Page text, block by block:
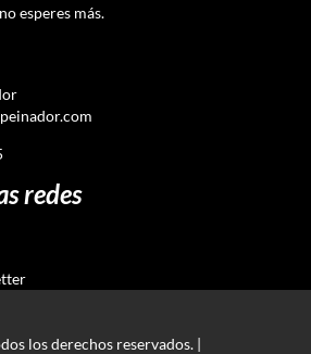
esperes más.
redes
los derechos reservados. |